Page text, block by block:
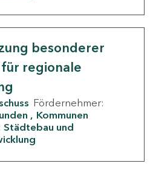
besonderer
regionale
Fördernehmer:
Kommunen
Städtebau und